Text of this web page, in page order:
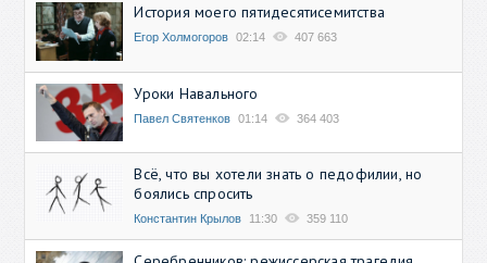
История моего пятидесятисемитства
Егор Холмогоров 02:14 407 663
Уроки Навального
Павел Святенков 01:14 364 403
Всё, что вы хотели знать о педофилии, но
боялись спросить
Константин Крылов 11:30 359 110